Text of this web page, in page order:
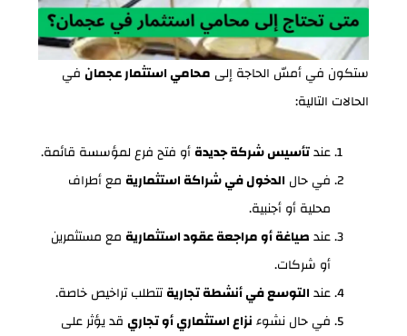
ستكون في أمسّ الحاجة إلى محامي استثمار عجمانفي
الحالات التالية:
عندتأسيس شركة جديدةأو فتح فرع لمؤسسة قائمة.
في حال الدخول في شراكة استثمارية مع أطراف
محلية أو أجنبية.
عندصياغة أو مراجعة عقود استثمارية مع مستثمرين
أو شركات.
عندالتوسع في أنشطة تجاريةتتطلب تراخيص خاصة.
في حال نشوءنزاع استثماري أو تجاريقد يؤثر على